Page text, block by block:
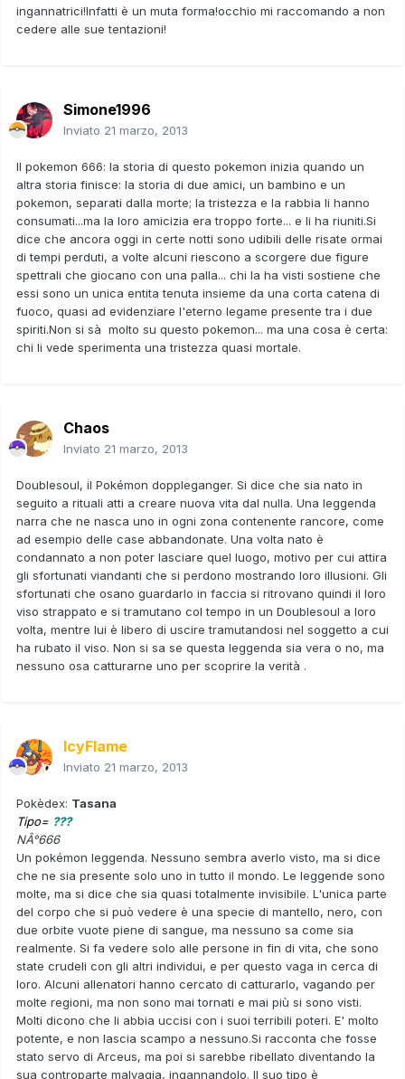
ingannatrici!Infatti è un muta forma!occhio mi raccomando a non
cedere alle sue tentazioni!
Simone1996
Inviato 21 marzo, 2013
Il pokemon 666: la storia di questo pokemon inizia quando un
altra storia finisce: la storia di due amici, un bambino e un
pokemon, separati dalla morte; la tristezza e la rabbia li hanno
consumati...ma la loro amicizia era troppo forte... e li ha riuniti.Si
dice che ancora oggi in certe notti sono udibili delle risate ormai
di tempi perduti, a volte alcuni riescono a scorgere due figure
spettrali che giocano con una palla... chi la ha visti sostiene che
essi sono un unica entita tenuta insieme da una corta catena di
fuoco, quasi ad evidenziare l'eterno legame presente tra i due
spiriti.Non si sà molto su questo pokemon... ma una cosa è certa:
chi li vede sperimenta una tristezza quasi mortale.
Chaos
Inviato 21 marzo, 2013
Doublesoul, il Pokémon doppleganger. Si dice che sia nato in
seguito a rituali atti a creare nuova vita dal nulla. Una leggenda
narra che ne nasca uno in ogni zona contenente rancore, come
ad esempio delle case abbandonate. Una volta nato è
condannato a non poter lasciare quel luogo, motivo per cui attira
gli sfortunati viandanti che si perdono mostrando loro illusioni. Gli
sfortunati che osano guardarlo in faccia si ritrovano quindi il loro
viso strappato e si tramutano col tempo in un Doublesoul a loro
volta, mentre lui è libero di uscire tramutandosi nel soggetto a cui
ha rubato il viso. Non si sa se questa leggenda sia vera o no, ma
nessuno osa catturarne uno per scoprire la verità .
IcyFlame
Inviato 21 marzo, 2013
Pokèdex: Tasana
Tipo= ???
NÂ°666
Un pokémon leggenda. Nessuno sembra averlo visto, ma si dice
che ne sia presente solo uno in tutto il mondo. Le leggende sono
molte, ma si dice che sia quasi totalmente invisibile. L'unica parte
del corpo che si può vedere è una specie di mantello, nero, con
due orbite vuote piene di sangue, ma nessuno sa come sia
realmente. Si fa vedere solo alle persone in fin di vita, che sono
state crudeli con gli altri individui, e per questo vaga in cerca di
loro. Alcuni allenatori hanno cercato di catturarlo, vagando per
molte regioni, ma non sono mai tornati e mai più si sono visti.
Molti dicono che li abbia uccisi con i suoi terribili poteri. E' molto
potente, e non lascia scampo a nessuno.Si racconta che fosse
stato servo di Arceus, ma poi si sarebbe ribellato diventando la
sua controparte malvagia, ingannandolo. Il suo tipo è